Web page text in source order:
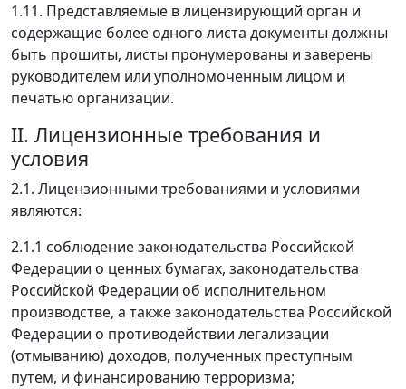
1.11. Представляемые в лицензирующий орган и
содержащие более одного листа документы должны
быть прошиты, листы пронумерованы и заверены
руководителем или уполномоченным лицом и
печатью организации.
II. Лицензионные требования и
условия
2.1. Лицензионными требованиями и условиями
являются:
2.1.1 соблюдение законодательства Российской
Федерации о ценных бумагах, законодательства
Российской Федерации об исполнительном
производстве, а также законодательства Российской
Федерации о противодействии легализации
(отмыванию) доходов, полученных преступным
путем, и финансированию терроризма;